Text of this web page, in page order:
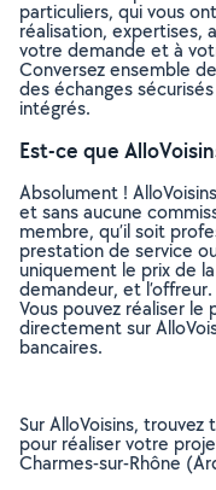
particuliers, qui vous
réalisation, expertises,
votre demande et à
Conversez ensemble
des échanges
intégrés.
Est-ce que
Absolument !
et sans aucune
membre, qu’il soit
prestation de service
uniquement le prix de
demandeur, et l’offreur.
Vous pouvez réaliser
directement sur
bancaires.
Sur AlloVoisins,
pour réaliser votre
Charmes-sur-Rhône